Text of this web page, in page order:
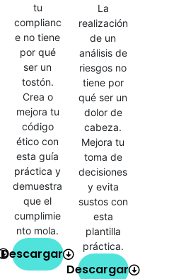
tu
complianc
e no tiene
por qué
ser un
tostón.
Crea o
mejora tu
código
ético con
esta guía
práctica y
demuestra
que el
cumplimie
nto mola.
Descargar
La
realización
de un
análisis de
riesgos no
tiene por
qué ser un
dolor de
cabeza.
Mejora tu
toma de
decisiones
y evita
sustos con
esta
plantilla
práctica.
Descargar